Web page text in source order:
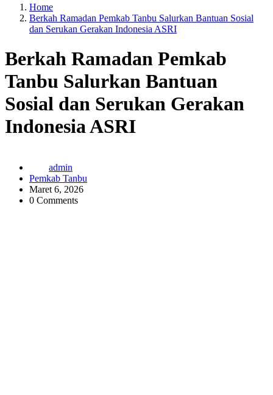
Home
Berkah Ramadan Pemkab Tanbu Salurkan Bantuan Sosial
dan Serukan Gerakan Indonesia ASRI
Berkah Ramadan Pemkab
Tanbu Salurkan Bantuan
Sosial dan Serukan Gerakan
Indonesia ASRI
admin
Pemkab Tanbu
Maret 6, 2026
0 Comments